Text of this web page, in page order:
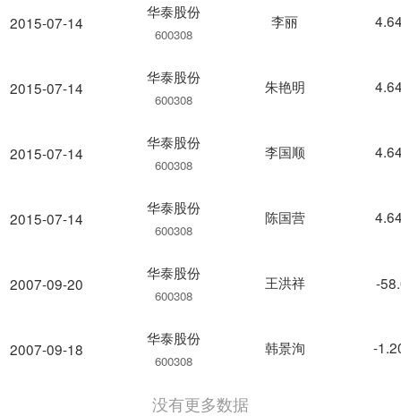
2015-07-14
2015-07-14
2015-07-14
2015-07-14
2007-09-20
2007-09-18
华泰股份
600308
李丽
华泰股份
600308
朱艳明
华泰股份
600308
李国顺
华泰股份
600308
陈国营
华泰股份
600308
王洪祥 -
华泰股份
600308
韩景洵 -
没有更多数据